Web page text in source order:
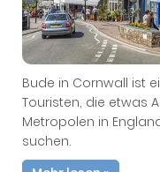
Bude in Cornwall ist
Touristen, die etwas
Metropolen in
suchen.